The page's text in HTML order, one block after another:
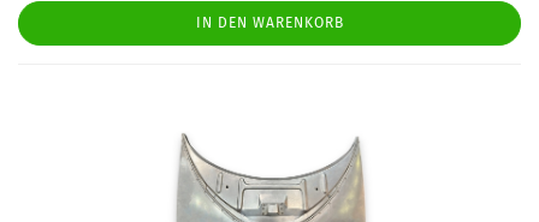
IN DEN WARENKORB